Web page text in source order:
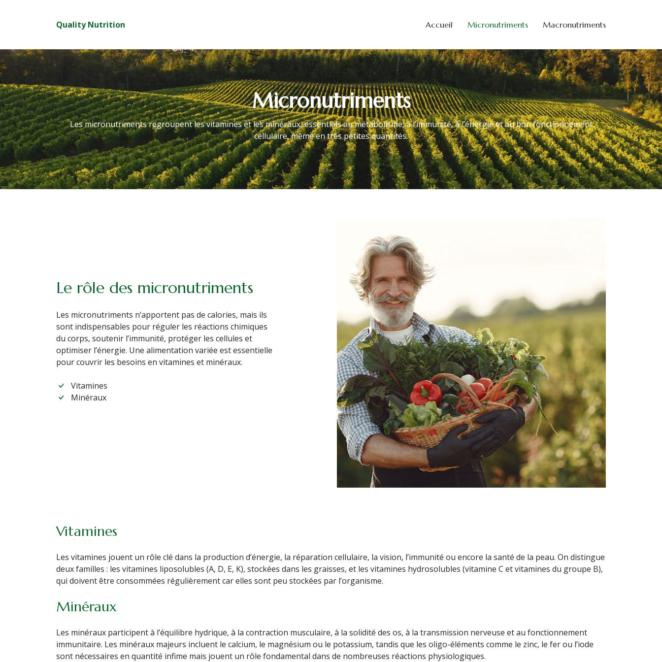
Quality Nutrition Accueil Micronutriments Macronutriments
Micronutriments
Les micronutriments regroupent les vitamines et les minéraux, essentiels au métabolisme, à l’immunité, à l’énergie et au bon fonctionnement
cellulaire, même en très petites quantités.
Le rôle des micronutriments
Les micronutriments n’apportent pas de calories, mais ils
sont indispensables pour réguler les réactions chimiques
du corps, soutenir l’immunité, protéger les cellules et
optimiser l’énergie. Une alimentation variée est essentielle
pour couvrir les besoins en vitamines et minéraux.
Vitamines
Minéraux
Vitamines
Les vitamines jouent un rôle clé dans la production d’énergie, la réparation cellulaire, la vision, l’immunité ou encore la santé de la peau. On distingue
deux familles : les vitamines liposolubles (A, D, E, K), stockées dans les graisses, et les vitamines hydrosolubles (vitamine C et vitamines du groupe B),
qui doivent être consommées régulièrement car elles sont peu stockées par l’organisme.
Minéraux
Les minéraux participent à l’équilibre hydrique, à la contraction musculaire, à la solidité des os, à la transmission nerveuse et au fonctionnement
immunitaire. Les minéraux majeurs incluent le calcium, le magnésium ou le potassium, tandis que les oligo-éléments comme le zinc, le fer ou l’iode
sont nécessaires en quantité infime mais jouent un rôle fondamental dans de nombreuses réactions physiologiques.